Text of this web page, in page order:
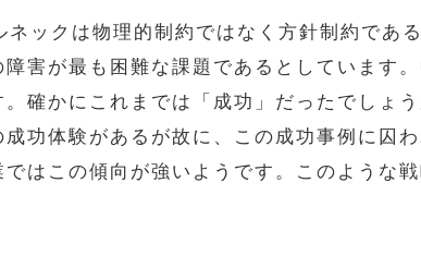
ックは物理的制約ではなく方針制約であ
害が最も困難な課題であるとしています
確かにこれまでは「成功」だったでしょ
功体験があるが故に、この成功事例に囚わ
はこの傾向が強いようです。このような